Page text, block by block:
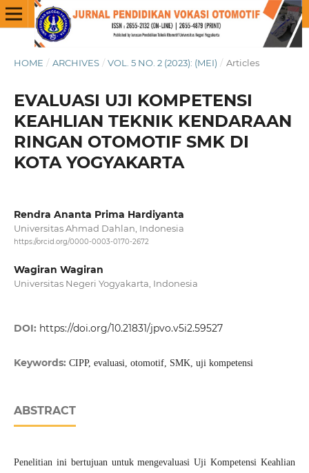
HOME / ARCHIVES / VOL. 5 NO. 2 (2023): (MEI) / Articles
EVALUASI UJI KOMPETENSI
KEAHLIAN TEKNIK KENDARAAN
RINGAN OTOMOTIF SMK DI
KOTA YOGYAKARTA
Rendra Ananta Prima Hardiyanta
Universitas Ahmad Dahlan, Indonesia
https://orcid.org/0000-0003-0170-2672
Wagiran Wagiran
Universitas Negeri Yogyakarta, Indonesia
DOI: https://doi.org/10.21831/jpvo.v5i2.59527
Keywords: CIPP, evaluasi, otomotif, SMK, uji kompetensi
ABSTRACT
Penelitian ini bertujuan untuk mengevaluasi Uji Kompetensi Keahlian